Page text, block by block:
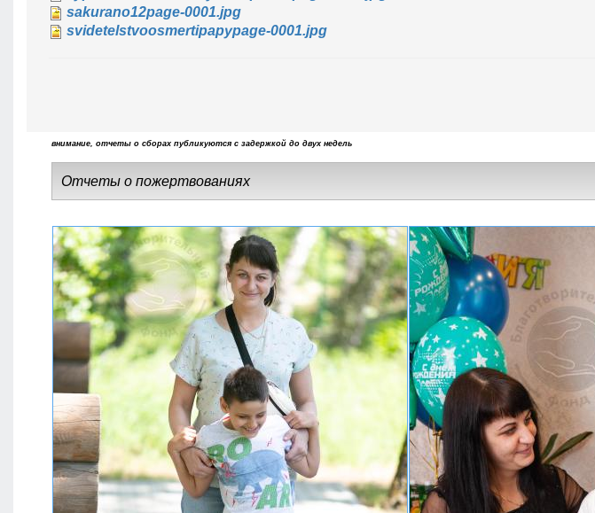
sakurano12page-0001.jpg
svidetelstvoosmertipapypage-0001.jpg
внимание, отчеты о сборах публикуются с задержкой до двух недель
Отчеты о пожертвованиях